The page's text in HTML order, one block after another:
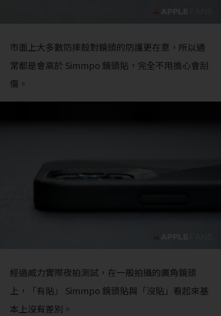
市面上大多數防摔殼對鏡頭的防護更在意，所以通
常都是會高於 Simmpo 鏡頭貼，完全不用擔心會刮
傷。
經過威力實際夜拍測試，在一般拍攝的廣角鏡頭
上，「有貼」 Simmpo 鏡頭貼與「沒貼」看起來基
本上沒有差別。